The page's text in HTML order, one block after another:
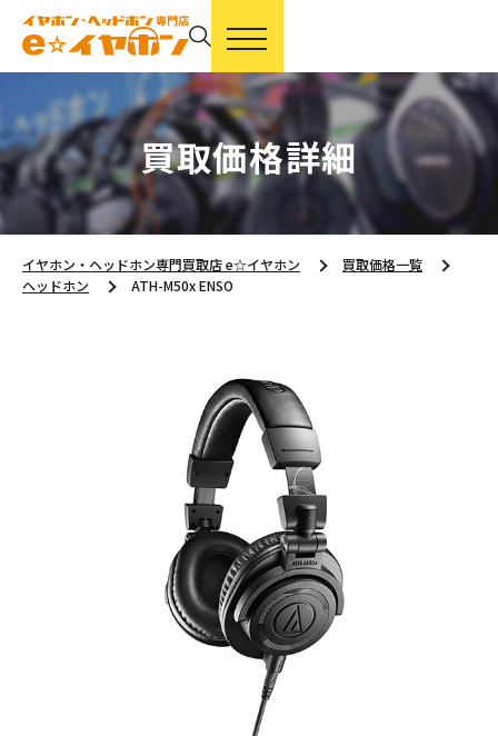
買取価格詳細
イヤホン・ヘッドホン専門買取店 e☆イヤホン
買取価格一覧
ヘッドホン
ATH-M50x ENSO